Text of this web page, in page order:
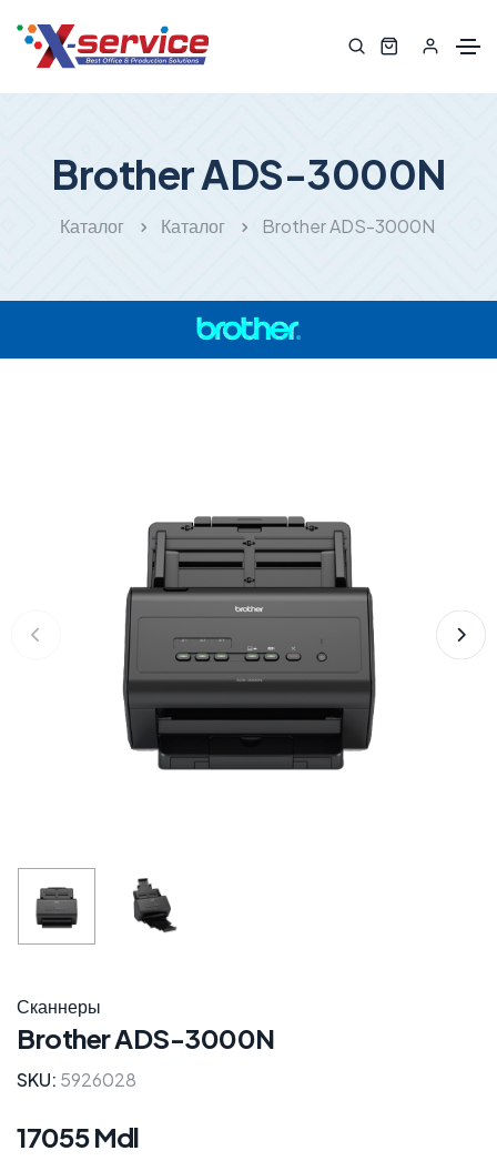
Brother ADS-3000N
Каталог Каталог Brother ADS-3000N
Сканнеры
Brother ADS-3000N
SKU: 5926028
17055 Mdl